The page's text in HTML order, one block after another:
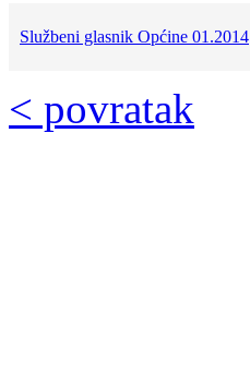
Službeni glasnik Općine 01.2014
< povratak